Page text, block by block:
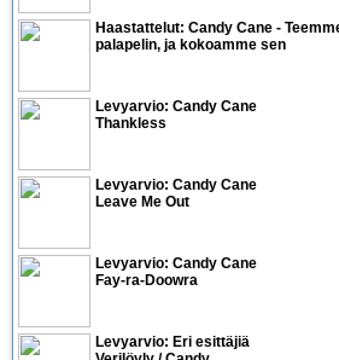
Haastattelut: Candy Cane -
palapelin, ja kokoamme sen
Levyarvio: Candy Cane
Thankless
Levyarvio: Candy Cane
Leave Me Out
Levyarvio: Candy Cane
Fay-ra-Doowra
Levyarvio: Eri esittäjiä